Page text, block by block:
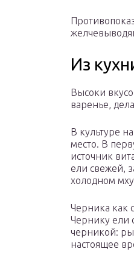
Из
Высоки
варенье,
В культуре
место. В
источник
ели свежей,
холодном
Черника как
Чернику ели
черникой:
настоящее